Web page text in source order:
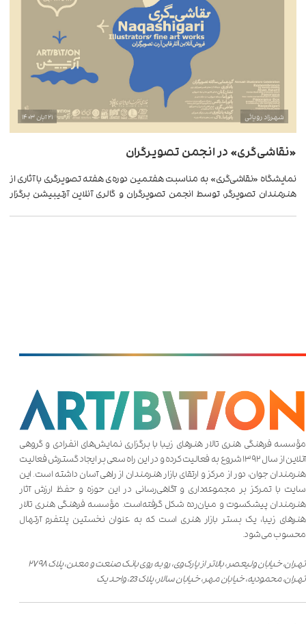
شهرزاد رویائی ۲۱ آبان ۱۴۰۳
«نقاشی‌گری» در انجمن تصویرگران
نمایشگاه «نقاشی‌گری» به مناسبت هفتمین دوره‌ی هفته تصویرگری با آثاری از
هنرمندان تصویرگر، توسط انجمن تصویرگران و گالری آنلاین آرتیبیشن برگزار
مؤسسه فرهنگی هنری تالار هنر‌های زیبا با برگزاری نمایش‌های انفرادی و گروهی
آنلاین از سال ۱۳۹۲ شروع به فعالیت کرده و در این راه سعی بر ایجاد گسترش فعالیت
هنرمندان جوان، دور از مرکز و ارتقای بازار هنرمندان از راهی آسان داشته است. این
سایت با تمرکز بر مجموعه‌داری و آگاهی‌رسانی در این حوزه و حفظ ارزش آثار
هنرمندان پیشکسوت و میان‌رده شکل گرفته‌است. مؤسسه فرهنگی هنری تالار
هنر‌های زیبا، یک بستر بازار هنری است که به عنوان نخستین پلتفرم آرتهال
محسوب می‌شود.
تهران، خیابان ولیعصر، بالاتر از پارک‌وی، رو به روی بانک صنعت و معدن، پلاک ۲۷۹۸
تهران، محمودیه، خیابان مهر، خیابان سالار، پلاک 23، واحد یک